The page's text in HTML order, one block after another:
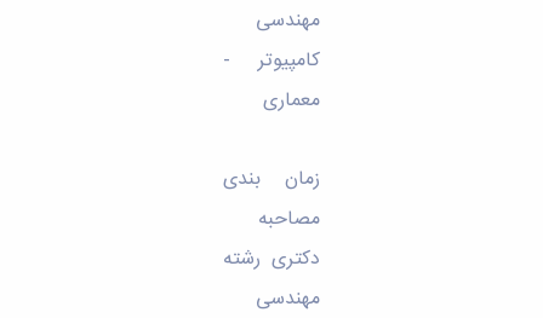
مهندسی
کامپیوتر -
معماری
زمان بندی
مصاحبه
دکتری رشته
مهندسی